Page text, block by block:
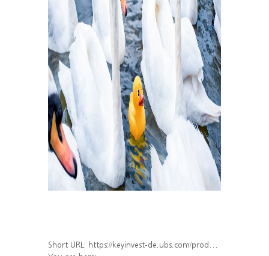
Short URL: https://keyinvest-de.ubs.com/produkt/detail/index/isin/DE000UQ70GT9